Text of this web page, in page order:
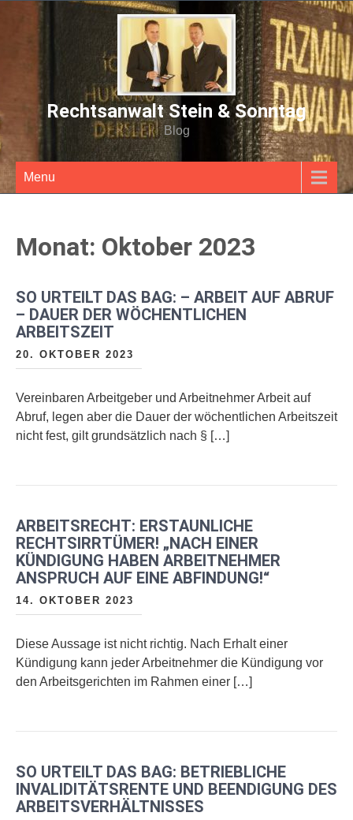
Rechtsanwalt Stein & Sonntag
Blog
Menu
Monat: Oktober 2023
SO URTEILT DAS BAG: – ARBEIT AUF ABRUF
– DAUER DER WÖCHENTLICHEN
ARBEITSZEIT
20. OKTOBER 2023
Vereinbaren Arbeitgeber und Arbeitnehmer Arbeit auf
Abruf, legen aber die Dauer der wöchentlichen Arbeitszeit
nicht fest, gilt grundsätzlich nach § […]
ARBEITSRECHT: ERSTAUNLICHE
RECHTSIRRTÜMER! „NACH EINER
KÜNDIGUNG HABEN ARBEITNEHMER
ANSPRUCH AUF EINE ABFINDUNG!“
14. OKTOBER 2023
Diese Aussage ist nicht richtig. Nach Erhalt einer
Kündigung kann jeder Arbeitnehmer die Kündigung vor
den Arbeitsgerichten im Rahmen einer […]
SO URTEILT DAS BAG: BETRIEBLICHE
INVALIDITÄTSRENTE UND BEENDIGUNG DES
ARBEITSVERHÄLTNISSES